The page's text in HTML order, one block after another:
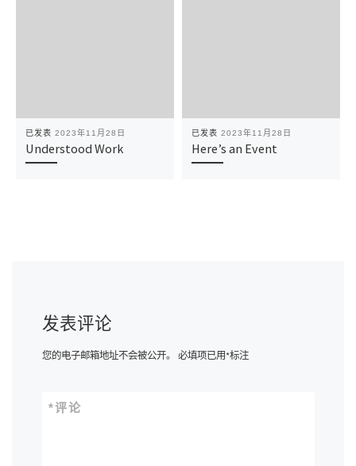
已发表 2023年11月28日
Understood Work
已发表 2023年11月28日
Here’s an Event
发表评论
您的电子邮箱地址不会被公开。 必填项已用*标注
评论
*